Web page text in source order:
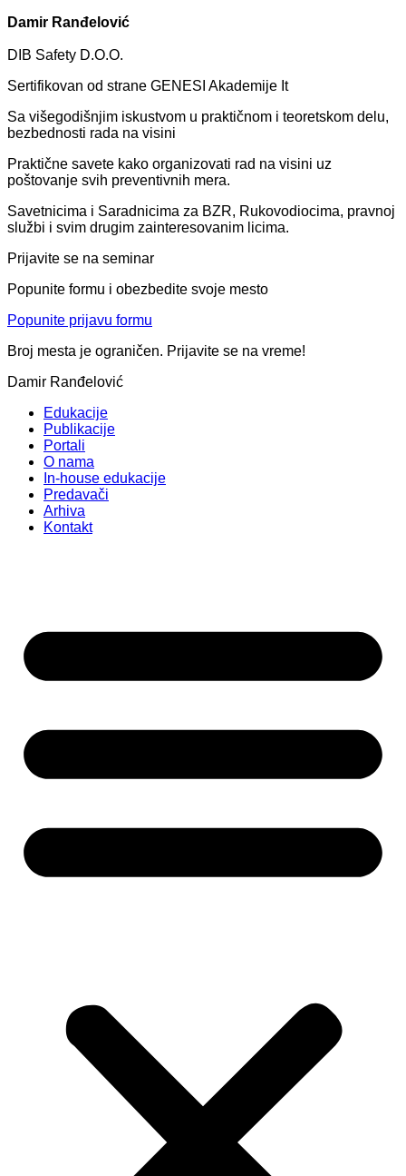
Damir Ranđelović
DIB Safety D.O.O.
Sertifikovan od strane GENESI Akademije It
Sa višegodišnjim iskustvom u praktičnom i teoretskom delu,
bezbednosti rada na visini
Praktične savete kako organizovati rad na visini uz
poštovanje svih preventivnih mera.
Savetnicima i Saradnicima za BZR, Rukovodiocima, pravnoj
službi i svim drugim zainteresovanim licima.
Prijavite se na seminar
Popunite formu i obezbedite svoje mesto
Popunite prijavu formu
Broj mesta je ograničen. Prijavite se na vreme!
Damir Ranđelović
Edukacije
Publikacije
Portali
O nama
In-house edukacije
Predavači
Arhiva
Kontakt